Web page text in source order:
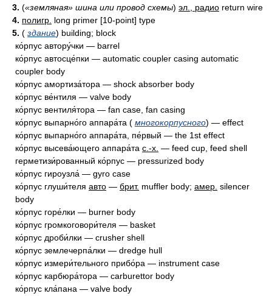
3. («земляная» шина или провод схемы) эл., радио return wire
4. полигр. long primer [10-point] type
5. ( здание) building; block
ко́рпус автору́чки — barrel
ко́рпус автосце́пки — automatic coupler casing automatic
coupler body
ко́рпус амортиза́тора — shock absorber body
ко́рпус ве́нтиля — valve body
ко́рпус вентиля́тора — fan case, fan casing
ко́рпус выпарно́го аппара́та ( многокорпусного) — effect
ко́рпус выпарно́го аппара́та, пе́рвый — the 1st effect
ко́рпус высева́ющего аппара́та с.-х. — feed cup, feed shell
герметизи́рованный ко́рпус — pressurized body
ко́рпус гироузла́ — gyro case
ко́рпус глуши́теля авто — брит. muffler body; амер. silencer
body
ко́рпус горе́лки — burner body
ко́рпус громкоговори́теля — basket
ко́рпус дроби́лки — crusher shell
ко́рпус землечерпа́лки — dredge hull
ко́рпус измери́тельного прибо́ра — instrument case
ко́рпус карбюра́тора — carburettor body
ко́рпус кла́пана — valve body